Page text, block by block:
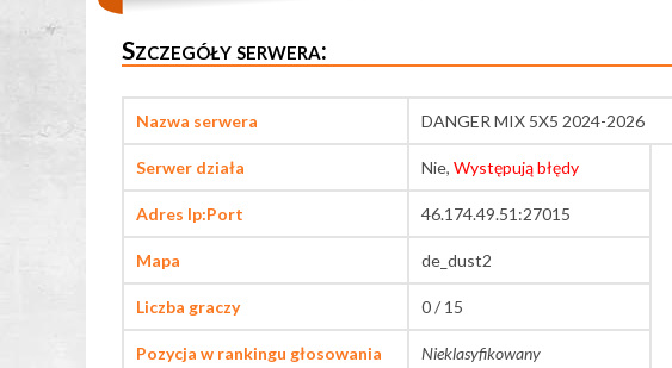
Szczegóły serwera:
Nazwa serwera DANGER MIX 5X5 2024-2026
Serwer działa Nie, Występują błędy
Adres Ip:Port 46.174.49.51:27015
Mapa de_dust2
Liczba graczy 0 / 15
Pozycja w rankingu głosowania Nieklasyfikowany